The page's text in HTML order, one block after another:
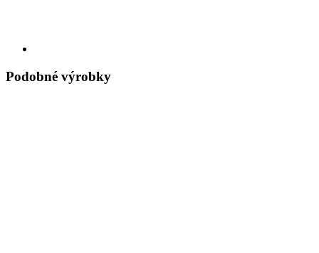
Podobné výrobky